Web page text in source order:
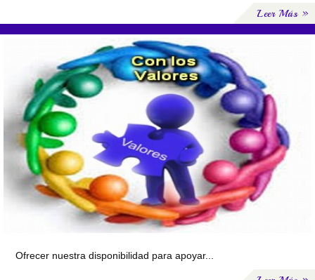
Leer Más »
Ofrecer nuestra disponibilidad para apoyar...